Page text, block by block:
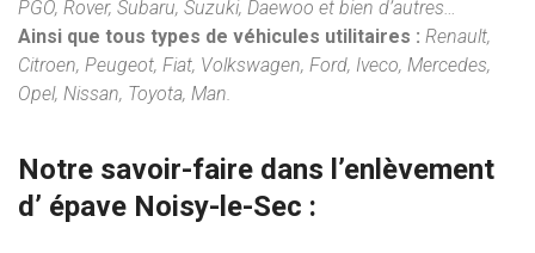
PGO, Rover, Subaru, Suzuki, Daewoo et bien d’autres…
Ainsi que tous types de véhicules utilitaires : Renault,
Citroen, Peugeot, Fiat, Volkswagen, Ford, Iveco, Mercedes,
Opel, Nissan, Toyota, Man.
Notre savoir-faire dans l’enlèvement
d’ épave Noisy-le-Sec :